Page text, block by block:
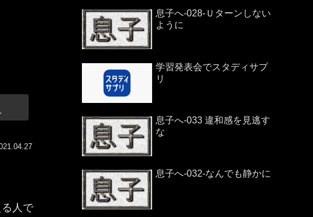
人で
息子へ-028-Ｕターンしない
ように
学習発表会でスタディサプ
リ
息子へ-033 違和感を見逃す
な
息子へ-032-なんでも静かに